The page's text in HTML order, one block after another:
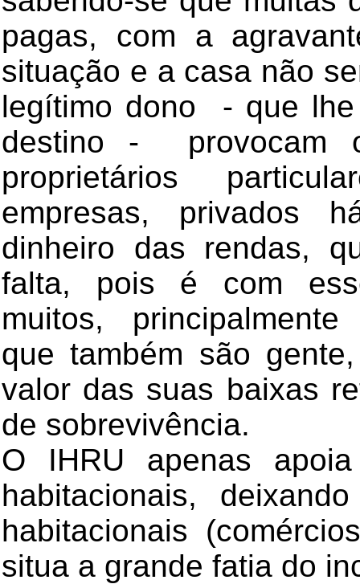
pagas, com a
situação e a casa não
legítimo dono - que
destino - provocam
proprietários
empresas, privados
dinheiro das rendas,
falta, pois é com
muitos,
que também são
valor das suas baixas
de sobrevivência.
O IHRU apenas
habitacionais,
habitacionais
situa a grande fatia do